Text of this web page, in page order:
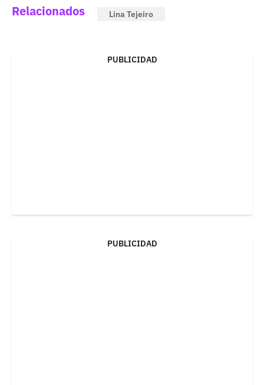
Relacionados Lina Tejeiro
PUBLICIDAD
PUBLICIDAD